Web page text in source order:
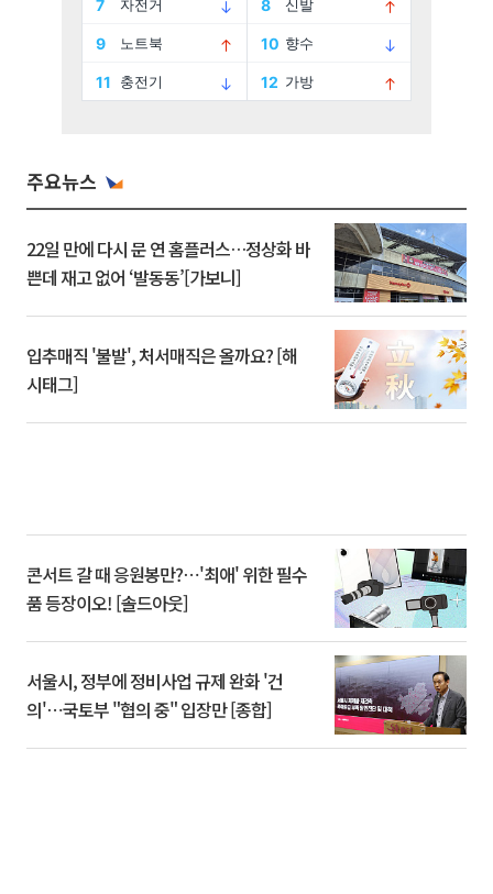
주요뉴스
22일 만에 다시 문 연 홈플러스…정상화 바
쁜데 재고 없어 ‘발동동’[가보니]
입추매직 '불발', 처서매직은 올까요? [해
시태그]
콘서트 갈 때 응원봉만?⋯'최애' 위한 필수
품 등장이오! [솔드아웃]
서울시, 정부에 정비사업 규제 완화 '건
의'⋯국토부 "협의 중" 입장만 [종합]